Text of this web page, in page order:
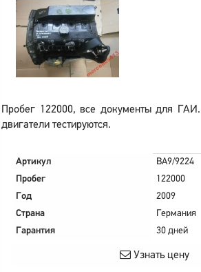
Пробег 122000, все документы для
двигатели тестируются.
Артикул
BA9/9224
Пробег
122000
Год
2009
Страна
Германия
Гарантия
30 дней
Узнать цену